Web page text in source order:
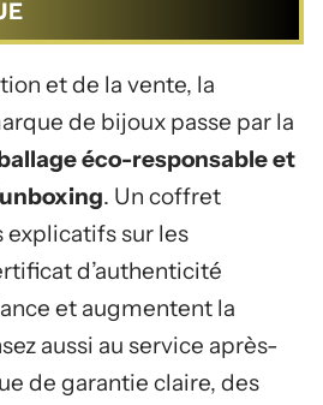
et de la vente, la
de bijoux passe par la
éco-responsable et
. Un coffret
explicatifs sur les
d’authenticité
et augmentent la
aussi au service après-
de garantie claire, des